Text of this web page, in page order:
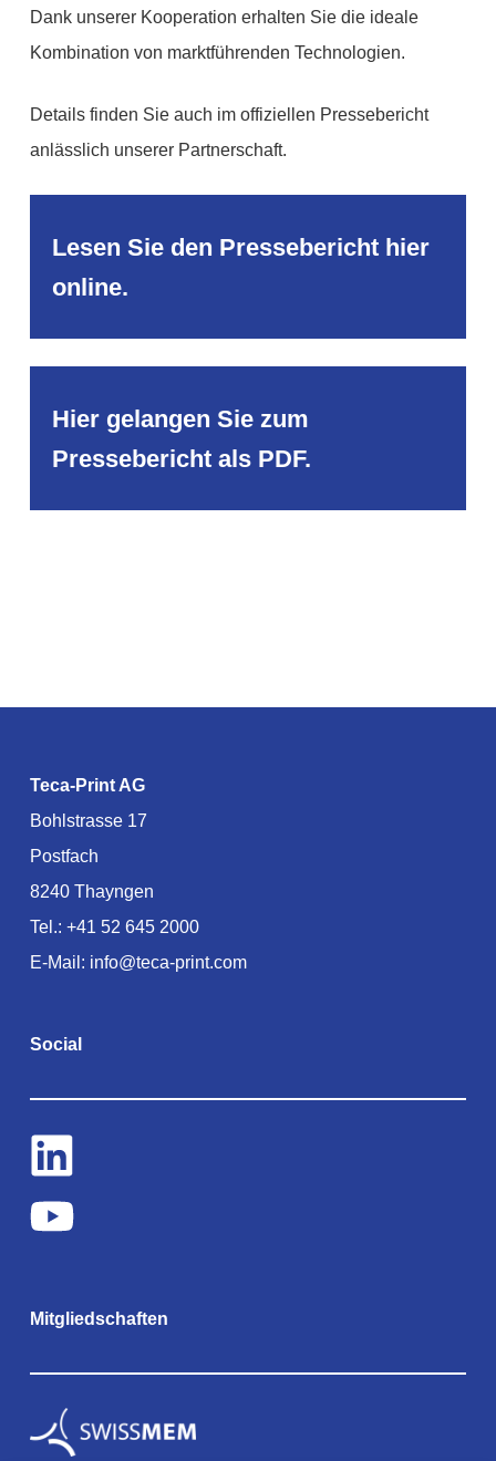
Dank unserer Kooperation erhalten Sie die ideale
Kombination von marktführenden Technologien.
Details finden Sie auch im offiziellen Pressebericht
anlässlich unserer Partnerschaft.
Lesen Sie den Pressebericht hier
online.
Hier gelangen Sie zum
Pressebericht als PDF.
Teca-Print AG
Bohlstrasse 17
Postfach
8240 Thayngen
Tel.: +41 52 645 2000
E-Mail: info@teca-print.com
Social
Mitgliedschaften